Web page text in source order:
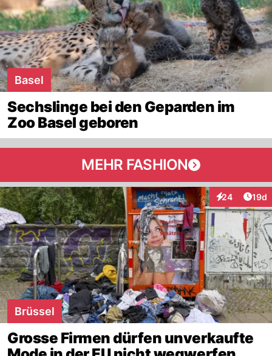
Basel
Sechslinge bei den Geparden im
Zoo Basel geboren
MEHR FASHION
24
Interaktionen
19d
Brüssel
Grosse Firmen dürfen unverkaufte